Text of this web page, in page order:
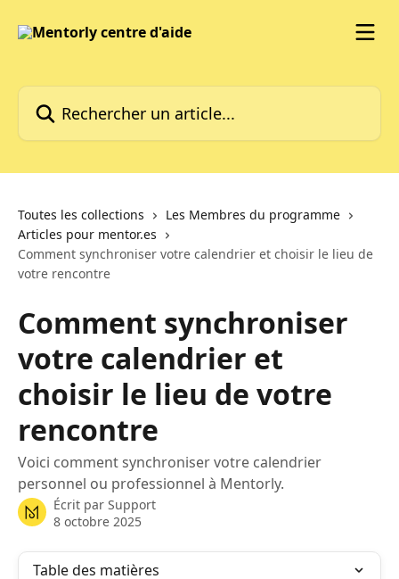
Rechercher un article...
Toutes les collections
Les Membres du programme
Articles pour mentor.es
Comment synchroniser votre calendrier et choisir le lieu de
votre rencontre
Comment synchroniser
votre calendrier et
choisir le lieu de votre
rencontre
Voici comment synchroniser votre calendrier
personnel ou professionnel à Mentorly.
Écrit par Support
8 octobre 2025
Table des matières